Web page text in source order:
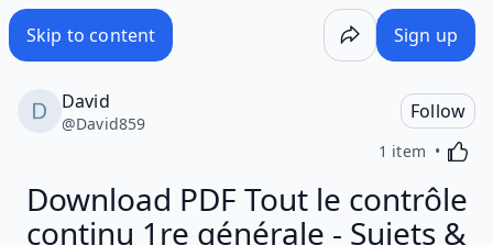
Skip to content Sign up
David
@David859
Follow
1 item
Download PDF Tout le contrôle
continu 1re générale - Sujets &